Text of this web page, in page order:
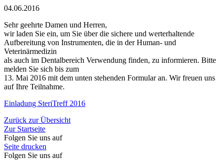
04.06.2016
Sehr geehrte Damen und Herren,
wir laden Sie ein, um Sie über die sichere und werterhaltende
Aufbereitung von Instrumenten, die in der Human- und
Veterinärmedizin
als auch im Dentalbereich Verwendung finden, zu informieren. Bitte
melden Sie sich bis zum
13. Mai 2016 mit dem unten stehenden Formular an. Wir freuen uns
auf Ihre Teilnahme.
Einladung SteriTreff 2016
Zurück zur Übersicht
Zur Startseite
Folgen Sie uns auf
Seite drucken
Folgen Sie uns auf